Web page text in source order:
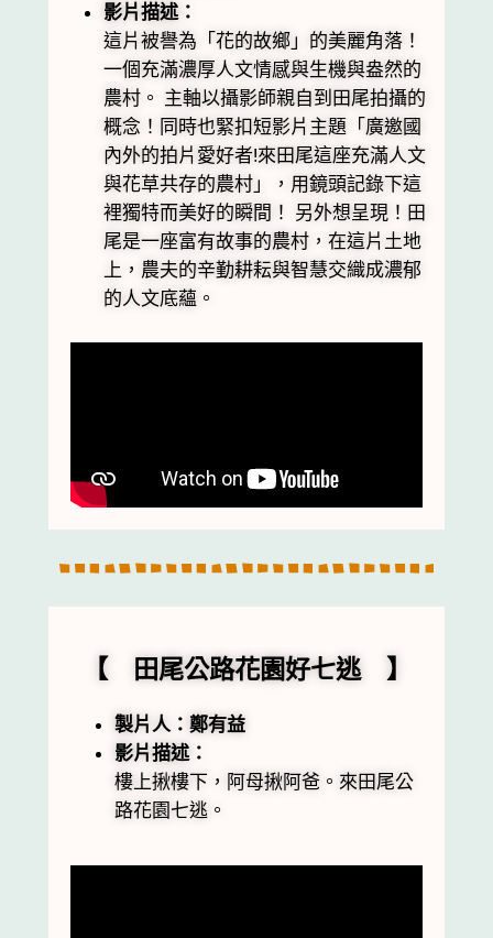
影片描述：
這片被譽為「花的故鄉」的美麗角落！
一個充滿濃厚人文情感與生機與盎然的
農村。 主軸以攝影師親自到田尾拍攝的
概念！同時也緊扣短影片主題「廣邀國
內外的拍片愛好者!來田尾這座充滿人文
與花草共存的農村」，用鏡頭記錄下這
裡獨特而美好的瞬間！ 另外想呈現！田
尾是一座富有故事的農村，在這片土地
上，農夫的辛勤耕耘與智慧交織成濃郁
的人文底蘊。
【 田尾公路花園好七逃 】
製片人：鄭有益
影片描述：
樓上揪樓下，阿母揪阿爸。來田尾公
路花園七逃。